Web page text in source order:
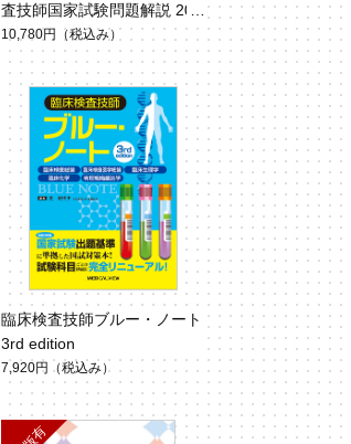
査技師国家試験問題解説 202
7
10,780円 （税込み）
臨床検査技師ブルー・ノート
3rd edition
7,920円 （税込み）